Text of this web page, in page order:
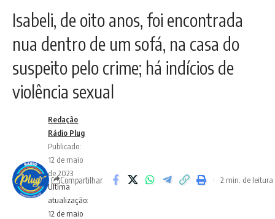
Isabeli, de oito anos, foi encontrada
nua dentro de um sofá, na casa do
suspeito pelo crime; há indícios de
violência sexual
Ultima
atualização:
12 de maio
Redação
Rádio Plug
Publicado:
12 de maio
de 2023
Compartilhar 2 min. de leitura